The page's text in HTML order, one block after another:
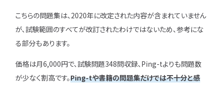
こちらの問題集は、2020年に改定された内容が含まれていません
が、試験範囲のすべてが改訂されたわけではないため、参考にな
る部分もあります。
価格は月6,000円で、試験問題348問収録、Ping-tよりも問題数
が少なく割高です。Ping-tや書籍の問題集だけでは不十分と感